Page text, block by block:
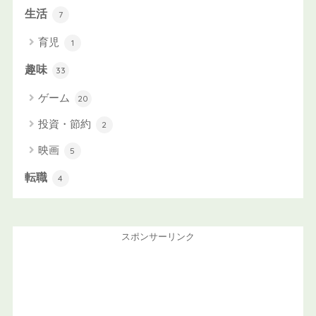
生活 7
育児 1
趣味 33
ゲーム 20
投資・節約 2
映画 5
転職 4
スポンサーリンク